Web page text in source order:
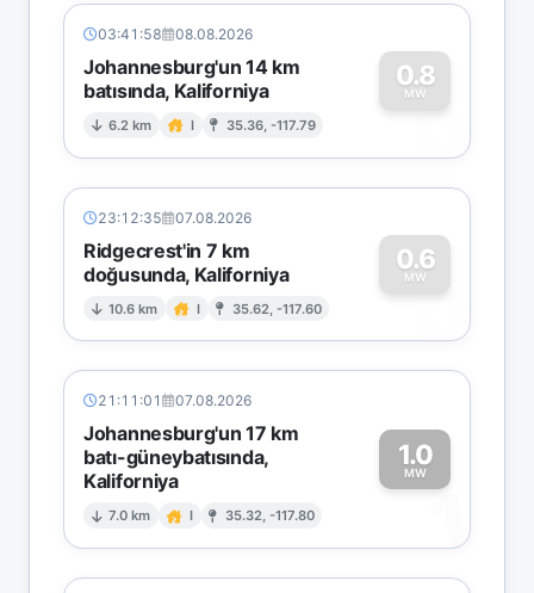
03:41:58 08.08.2026
Johannesburg'un 14 km
batısında, Kaliforniya
6.2 km I 35.36, -117.79
0.8
MW
0
23:12:35 07.08.2026
Ridgecrest'in 7 km
doğusunda, Kaliforniya
10.6 km I 35.62, -117.60
0.6
MW
0
21:11:01 07.08.2026
Johannesburg'un 17 km
batı-güneybatısında,
Kaliforniya
7.0 km I 35.32, -117.80
1.0
MW
1